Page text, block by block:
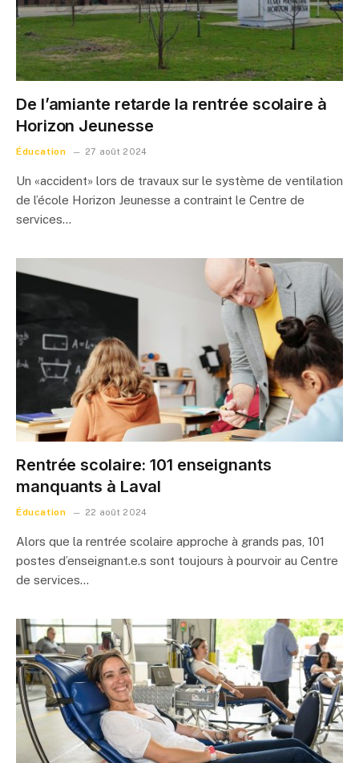
De l’amiante retarde la rentrée scolaire à
Horizon Jeunesse
Éducation 27 août 2024
Un «accident» lors de travaux sur le système de ventilation
de l’école Horizon Jeunesse a contraint le Centre de
services…
Rentrée scolaire: 101 enseignants
manquants à Laval
Éducation 22 août 2024
Alors que la rentrée scolaire approche à grands pas, 101
postes d’enseignant.e.s sont toujours à pourvoir au Centre
de services…